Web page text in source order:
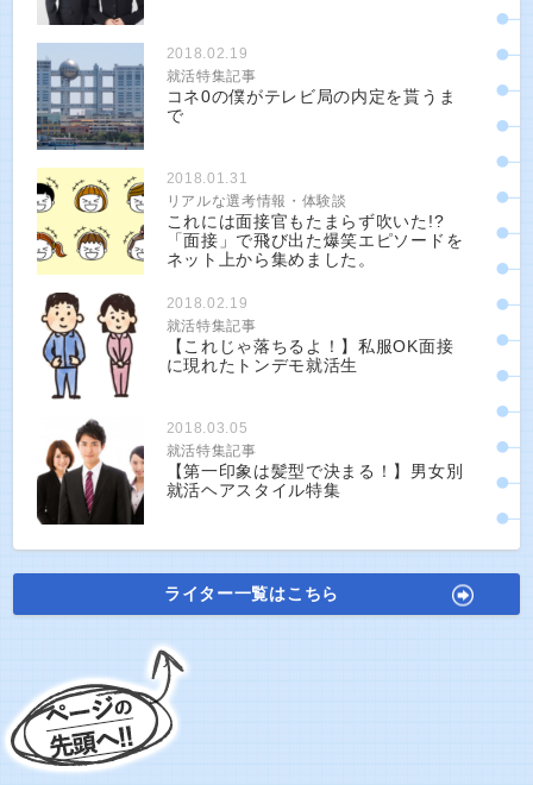
2018.02.19
就活特集記事
コネ0の僕がテレビ局の内定を貰うま
で
2018.01.31
リアルな選考情報・体験談
これには面接官もたまらず吹いた!?
「面接」で飛び出た爆笑エピソードを
ネット上から集めました。
2018.02.19
就活特集記事
【これじゃ落ちるよ！】私服OK面接
に現れたトンデモ就活生
2018.03.05
就活特集記事
【第一印象は髪型で決まる！】男女別
就活ヘアスタイル特集
ライター一覧はこちら